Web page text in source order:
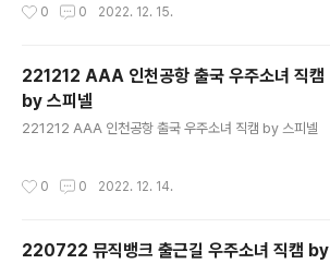
0 0 2022. 12. 15.
221212 AAA 인천공항 출국 우주소녀 직캠
by 스피넬
221212 AAA 인천공항 출국 우주소녀 직캠 by 스피넬
0 0 2022. 12. 14.
220722 뮤직뱅크 출근길 우주소녀 직캠 by